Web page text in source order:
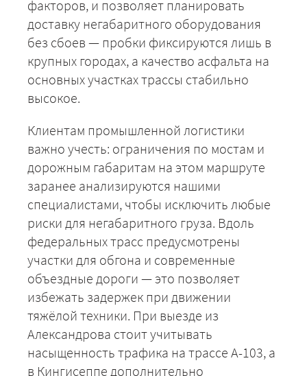
факторов, и позволяет планировать
доставку негабаритного оборудования
без сбоев — пробки фиксируются лишь в
крупных городах, а качество асфальта на
основных участках трассы стабильно
высокое.
Клиентам промышленной логистики
важно учесть: ограничения по мостам и
дорожным габаритам на этом маршруте
заранее анализируются нашими
специалистами, чтобы исключить любые
риски для негабаритного груза. Вдоль
федеральных трасс предусмотрены
участки для обгона и современные
объездные дороги — это позволяет
избежать задержек при движении
тяжёлой техники. При выезде из
Александрова стоит учитывать
насыщенность трафика на трассе А-103, а
в Кингисеппе дополнительно
+7 (499) 520-05-23